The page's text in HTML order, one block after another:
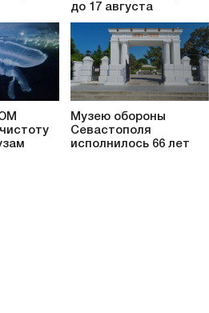
до 17 августа
Музею обороны
Севастополя
исполнилось 66 лет